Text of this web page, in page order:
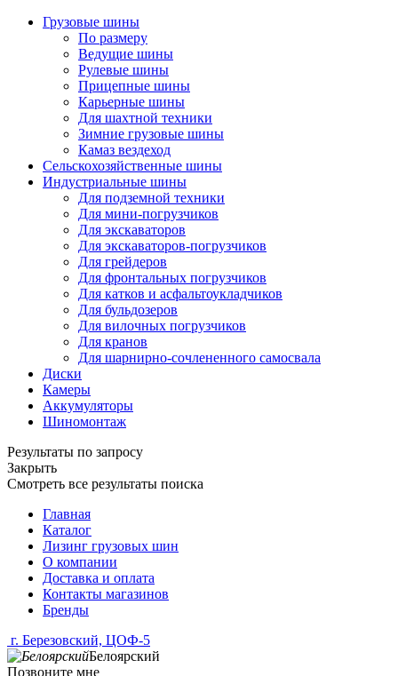
Грузовые шины
По размеру
Ведущие шины
Рулевые шины
Прицепные шины
Карьерные шины
Для шахтной техники
Зимние грузовые шины
Камаз вездеход
Сельскохозяйственные шины
Индустриальные шины
Для подземной техники
Для мини-погрузчиков
Для экскаваторов
Для экскаваторов-погрузчиков
Для грейдеров
Для фронтальных погрузчиков
Для катков и асфальтоукладчиков
Для бульдозеров
Для вилочных погрузчиков
Для кранов
Для шарнирно-сочлененного самосвала
Диски
Камеры
Аккумуляторы
Шиномонтаж
Результаты по запросу
Закрыть
Смотреть все результаты поиска
Главная
Каталог
Лизинг грузовых шин
О компании
Доставка и оплата
Контакты магазинов
Бренды
г. Березовский, ЦОФ-5
Белоярский
Позвоните мне